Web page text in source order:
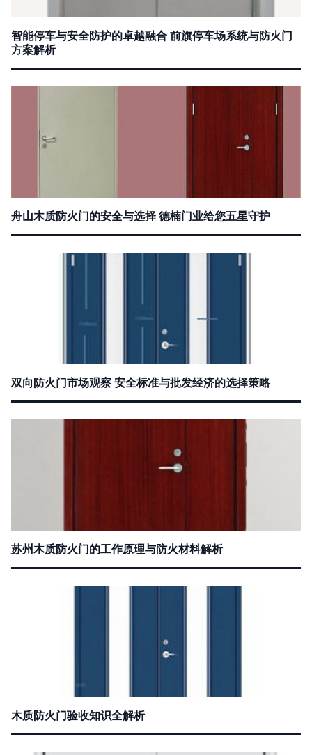
智能停车与安全防护的卓越融合 前旗停车场系统与防火门
方案解析
舟山木质防火门的安全与选择 德楠门业给您五星守护
双向防火门市场观察 安全标准与批发经济的选择策略
苏州木质防火门的工作原理与防火材料解析
木质防火门验收知识全解析